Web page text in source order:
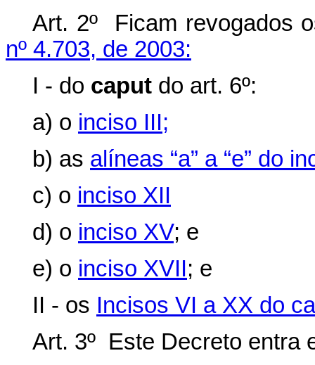
Art. 2º Ficam revogados
nº 4.703, de 2003:
I - do caput do art. 6º:
a) o inciso III;
b) as alíneas “a” a “e” do
c) o inciso XII
d) o inciso XV; e
e) o inciso XVII; e
II - os Incisos VI a XX do
Art. 3º Este Decreto entra